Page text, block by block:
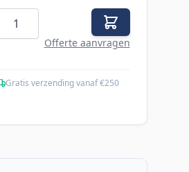
Aantal
Offerte aanvragen
Gratis verzending vanaf €250